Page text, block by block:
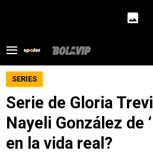
SERIES
Serie de Gloria
Nayeli González de
en la vida real?